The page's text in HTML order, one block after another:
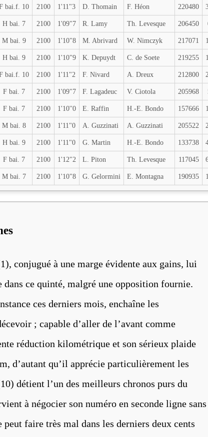
bai.f. 10 2100 1'11"3 D. Thomain F. Héon 220480
H bai. 7 2100 1'09"7 R. Lamy Th. Levesque 206450
M bai. 9 2100 1'10"8 M. Abrivard W. Nimczyk 217071
H bai. 9 2100 1'10"9 K. Depuydt C. de Soete 219255
bai.f. 10 2100 1'11"2 F. Nivard A. Dreux 212800
F bai. 7 2100 1'09"7 F. Lagadeuc V. Ciotola 205968
F bai. 7 2100 1'10''0 E. Raffin H.-E. Bondo 157666
M bai. 8 2100 1'11"0 A. Guzzinati A. Guzzinati 205522
H bai. 9 2100 1'11"0 G. Martin H.-E. Bondo 133738
F bai. 7 2100 1'12"2 L. Piton Th. Levesque 117045
M bai. 7 2100 1'10"8 G. Gelormini E. Montagna 190935
conjugué à une marge évidente aux gains, lui
ce quinté, malgré une opposition fournie.
ces derniers mois, enchaîne les
; capable d’aller de l’avant comme
réduction kilométrique et son sérieux plaide
d’autant qu’il apprécie particulièrement les
détient l’un des meilleurs chronos purs du
à négocier son numéro en seconde ligne sans
faire très mal dans les derniers deux cents